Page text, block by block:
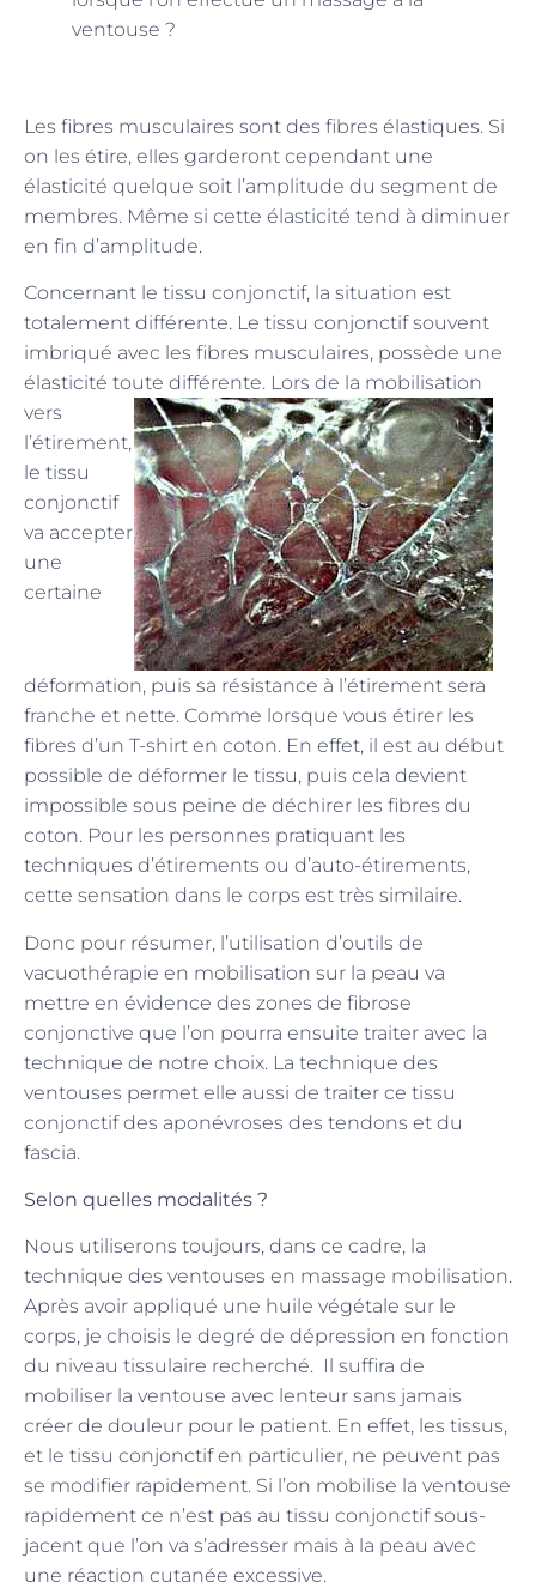
ventouse ?
Les fibres musculaires sont des fibres élastiques. Si
on les étire, elles garderont cependant une
élasticité quelque soit l’amplitude du segment de
membres. Même si cette élasticité tend à diminuer
en fin d’amplitude.
Concernant le tissu conjonctif, la situation est
totalement différente. Le tissu conjonctif souvent
imbriqué avec les fibres musculaires, possède une
élasticité toute différente. Lors de la mobilisation
vers
l’étirement,
le tissu
conjonctif
va accepter
une
certaine
déformation, puis sa résistance à l’étirement sera
franche et nette. Comme lorsque vous étirer les
fibres d’un T-shirt en coton. En effet, il est au début
possible de déformer le tissu, puis cela devient
impossible sous peine de déchirer les fibres du
coton. Pour les personnes pratiquant les
techniques d’étirements ou d’auto-étirements,
cette sensation dans le corps est très similaire.
Donc pour résumer, l’utilisation d’outils de
vacuothérapie en mobilisation sur la peau va
mettre en évidence des zones de fibrose
conjonctive que l’on pourra ensuite traiter avec la
technique de notre choix. La technique des
ventouses permet elle aussi de traiter ce tissu
conjonctif des aponévroses des tendons et du
fascia.
Selon quelles modalités ?
Nous utiliserons toujours, dans ce cadre, la
technique des ventouses en massage mobilisation.
Après avoir appliqué une huile végétale sur le
corps, je choisis le degré de dépression en fonction
du niveau tissulaire recherché. Il suffira de
mobiliser la ventouse avec lenteur sans jamais
créer de douleur pour le patient. En effet, les tissus,
et le tissu conjonctif en particulier, ne peuvent pas
se modifier rapidement. Si l’on mobilise la ventouse
rapidement ce n’est pas au tissu conjonctif sous-
jacent que l’on va s’adresser mais à la peau avec
une réaction cutanée excessive.